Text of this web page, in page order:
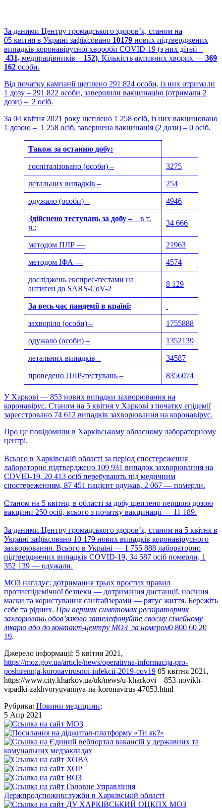
За даними Центру громадського здоров’я, станом на
05 квітня в Україні зафіксовано 10179 нових підтверджених
випадків коронавірусної хвороби COVID-19 (з них дітей –
431, медпрацівників – 152). Кількість активних хворих — 369
162 особи.
Від початку кампанії щеплено 291 824 оcоби, із них отримали
1 дозу – 291 822 особи, завершили вакцинацію (отримали 2
дози) – 2 осіб.
За 04 квітня 2021 року щеплено 1 258 осіб, із них вакциновано
1 дозою – 1 258 осіб, завершена вакцинація (2 дози) – 0 осіб.
Також за останню добу:
госпіталізовано (особи) – 3275
летальних випадків – 254
одужало (особи) – 4946
Здійснено тестувань за добу –в т.
ч.:
34 666
методом ПЛР — 21963
методом ІФА — 4574
досліджень експрес-тестами на
антиген до SARS-CoV-2
8 129
За весь час пандемії в країні:
захворіло (особи) – 1755888
одужало (особи) – 1352139
летальних випадків – 34587
проведено ПЛР-тестувань – 8356074
У Харкові — 853 нових випадки захворювання на
коронавірус. Станом на 5 квітня у Харкові з початку епідемії
зареєстровано 74 612 випадків захворювання на коронавірус.
Про це повідомили в Харківському обласному лабораторному
центрі.
Всього в Харківській області за період спостереження
лабораторно підтверджено 109 931 випадок захворювання на
COVID-19, 20 413 осіб перебувають під медичним
спостереженням, 87 451 пацієнт одужав, 2 067 — померли.
Станом на 5 квітня, в області за добу щеплено першою дозою
вакцини 250 осіб, всього з початку вакцинації — 11 189.
За даними Центру громадського здоров’я, станом на 5 квітня в
Україні зафіксовано 10 179 нових випадків коронавірусного
захворювання. Всього в Україні — 1 755 888 лабораторно
підтверджених випадків COVID-19, 34 587 осіб померли, 1
352 139 — одужали.
МОЗ нагадує: дотримання трьох простих правил
протиепідемічної безпеки — дотримання дистанції, носіння
маски та користування санітайзерами — рятує життя. Бережіть
себе та рідних. При перших симптомах респіраторних
захворювань обов’язково зателефонуйте своєму сімейному
лікарю або до контакт-центру МОЗ за номером0 800 60 20
19.
Джерело інформації: 5 квітня 2021,
https://moz.gov.ua/article/news/operativna-informacija-pro-
poshirennja-koronavirusnoi-infekcii-2019-cov19 05 квітня 2021,
https://www.city.kharkov.ua/uk/news/u-kharkovi—853-novikh-
vipadki-zakhvoryuvannya-na-koronavirus-47053.html
Рубрика: Новини медицини;
5 Апр 2021